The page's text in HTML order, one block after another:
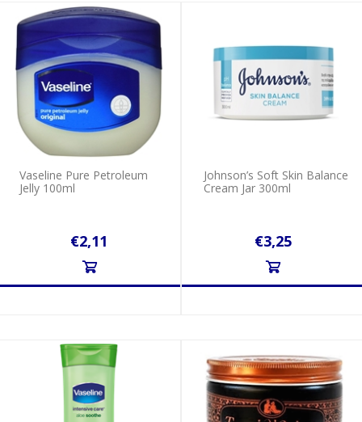
Vaseline Pure Petroleum
Jelly 100ml
€2,11
Johnson’s Soft Skin Balance
Cream Jar 300ml
€3,25